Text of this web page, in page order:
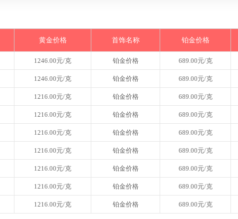
黄金价格 首饰名称 铂金价格
1246.00元/克 铂金价格 689.00元/克
1246.00元/克 铂金价格 689.00元/克
1216.00元/克 铂金价格 689.00元/克
1216.00元/克 铂金价格 689.00元/克
1216.00元/克 铂金价格 689.00元/克
1216.00元/克 铂金价格 689.00元/克
1216.00元/克 铂金价格 689.00元/克
1216.00元/克 铂金价格 689.00元/克
1216.00元/克 铂金价格 689.00元/克